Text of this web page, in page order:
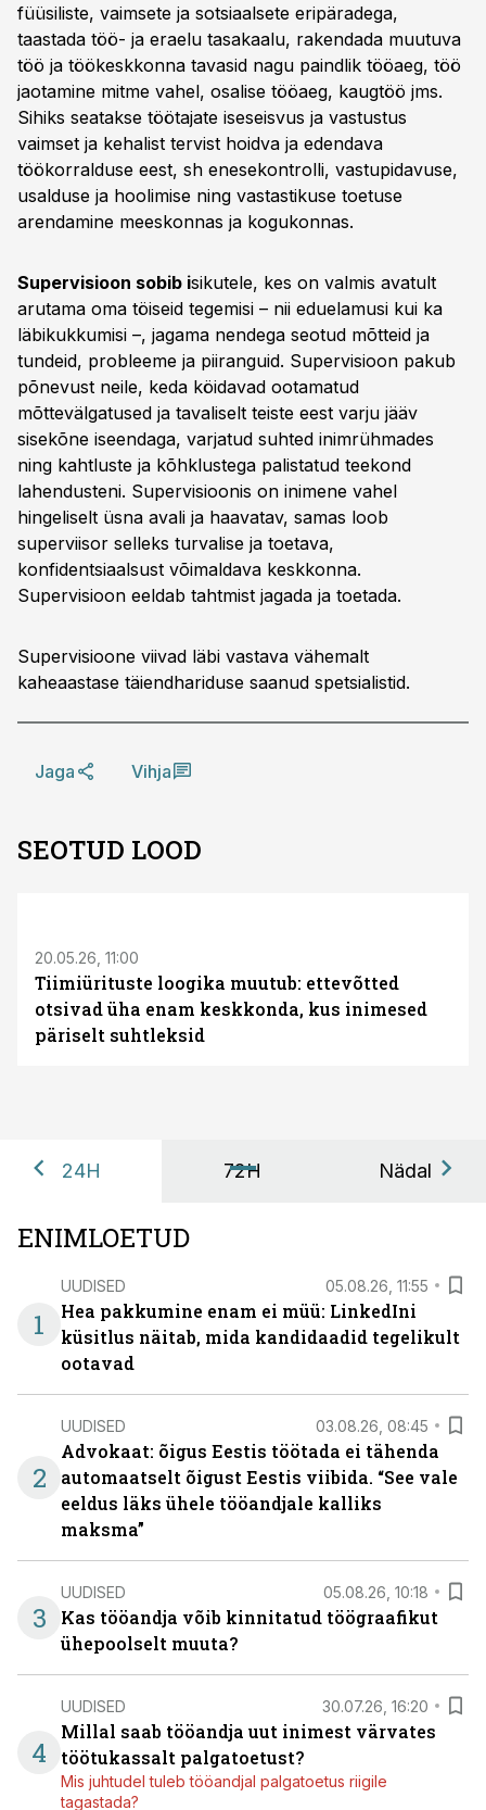
füüsiliste, vaimsete ja sotsiaalsete eripäradega,
taastada töö- ja eraelu tasakaalu, rakendada muutuva
töö ja töökeskkonna tavasid nagu paindlik tööaeg, töö
jaotamine mitme vahel, osalise tööaeg, kaugtöö jms.
Sihiks seatakse töötajate iseseisvus ja vastustus
vaimset ja kehalist tervist hoidva ja edendava
töökorralduse eest, sh enesekontrolli, vastupidavuse,
usalduse ja hoolimise ning vastastikuse toetuse
arendamine meeskonnas ja kogukonnas.
Supervisioon sobib isikutele, kes on valmis avatult
arutama oma töiseid tegemisi – nii eduelamusi kui ka
läbikukkumisi –, jagama nendega seotud mõtteid ja
tundeid, probleeme ja piiranguid. Supervisioon pakub
põnevust neile, keda köidavad ootamatud
mõttevälgatused ja tavaliselt teiste eest varju jääv
sisekõne iseendaga, varjatud suhted inimrühmades
ning kahtluste ja kõhklustega palistatud teekond
lahendusteni. Supervisioonis on inimene vahel
hingeliselt üsna avali ja haavatav, samas loob
superviisor selleks turvalise ja toetava,
konfidentsiaalsust võimaldava keskkonna.
Supervisioon eeldab tahtmist jagada ja toetada.
Supervisioone viivad läbi vastava vähemalt
kaheaastase täiendhariduse saanud spetsialistid.
Jaga Vihja
SEOTUD LOOD
20.05.26, 11:00
Tiimiürituste loogika muutub: ettevõtted
otsivad üha enam keskkonda, kus inimesed
päriselt suhtleksid
24H 72H Nädal
ENIMLOETUD
1
UUDISED 05.08.26, 11:55
Hea pakkumine enam ei müü: LinkedIni
küsitlus näitab, mida kandidaadid tegelikult
ootavad
2
UUDISED 03.08.26, 08:45
Advokaat: õigus Eestis töötada ei tähenda
automaatselt õigust Eestis viibida. “See vale
eeldus läks ühele tööandjale kalliks
maksma”
3
UUDISED 05.08.26, 10:18
Kas tööandja võib kinnitatud töögraafikut
ühepoolselt muuta?
4
UUDISED 30.07.26, 16:20
Millal saab tööandja uut inimest värvates
töötukassalt palgatoetust?
Mis juhtudel tuleb tööandjal palgatoetus riigile
tagastada?